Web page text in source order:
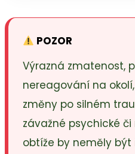
POZOR
Výrazná zmatenost,
nereagování na
změny po silném
závažné psychické
obtíže by neměly být